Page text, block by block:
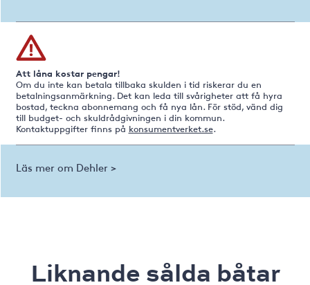
Att låna kostar pengar!
Om du inte kan betala tillbaka skulden i tid riskerar du en
betalningsanmärkning. Det kan leda till svårigheter att få hyra
bostad, teckna abonnemang och få nya lån. För stöd, vänd dig
till budget- och skuldrådgivningen i din kommun.
Kontaktuppgifter finns på konsumentverket.se.
Läs mer om Dehler >
Liknande sålda båtar